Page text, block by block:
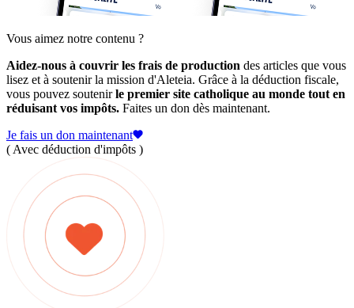
Vous aimez notre contenu ?
Aidez-nous à couvrir les frais de production des articles que vous
lisez et à soutenir la mission d'Aleteia. Grâce à la déduction fiscale,
vous pouvez soutenirle premier site catholique au monde tout en
réduisant vos impôts. Faites un don dès maintenant.
Je fais un don maintenant
( Avec déduction d'impôts )